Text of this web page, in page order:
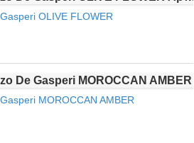
OLIVE FLOWER
MOROCCAN AMBER